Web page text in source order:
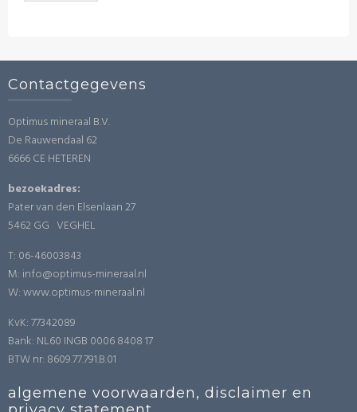
Contactgegevens
Optimus mineraal B.V.
De Rauwendaal 62
6666 CE HETEREN
bezoekadres:
Pater van den Elsenlaan 27
5462 GG VEGHEL
T: 06-46003843
M: info@optimus-mineraal.nl
W: www.optimus-mineraal.nl
KvK: 77342089
Bank: NL60 INGB 0006 8408 17
BTW nr: 8609.77.791.B.01
algemene voorwaarden, disclaimer en